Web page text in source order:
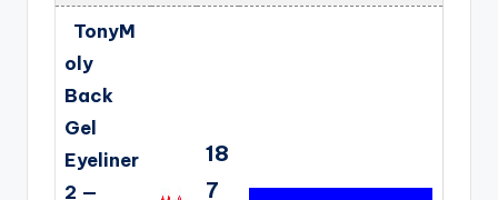
TonyM
oly
Back
Gel
Eyeliner
2 —
18
7